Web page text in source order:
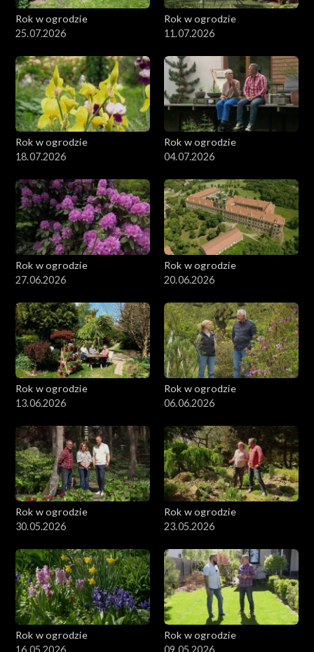
Rok w ogrodzie
25.07.2026
Rok w ogrodzie
11.07.2026
Rok w ogrodzie
18.07.2026
Rok w ogrodzie
04.07.2026
Rok w ogrodzie
27.06.2026
Rok w ogrodzie
20.06.2026
Rok w ogrodzie
13.06.2026
Rok w ogrodzie
06.06.2026
Rok w ogrodzie
30.05.2026
Rok w ogrodzie
23.05.2026
Rok w ogrodzie
16.05.2026
Rok w ogrodzie
09.05.2026